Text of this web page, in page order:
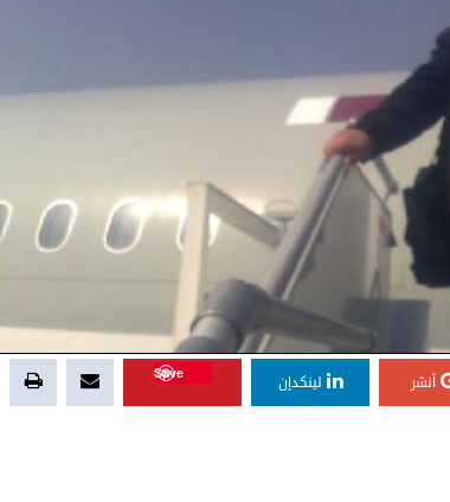
أنشر لينكدإن
Save